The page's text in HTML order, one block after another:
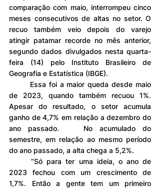
comparação com maio, interrompeu cinco
meses consecutivos de altas no setor. O
recuo também veio depois do varejo
atingir patamar recorde no mês anterior,
segundo dados divulgados nesta quarta-
feira (14) pelo Instituto Brasileiro de
Geografia e Estatística (IBGE).
de 2023, quando também recuou 1%.
Apesar do resultado, o setor acumula
ganho de 4,7% em relação a dezembro do
ano passado. 	No acumulado do
semestre, em relação ao mesmo período
do ano passado, a alta chega a 5,2%.
	“Só para ter uma ideia, o ano de
2023 fechou com um crescimento de
1,7%. Então a gente tem um primeiro